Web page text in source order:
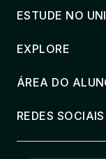
ESTUDE NO
EXPLORE
ÁREA DO
REDES SOCIAIS